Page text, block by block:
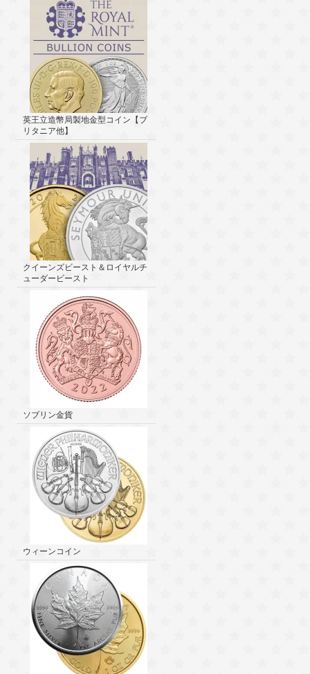
英王立造幣局製地金型コイン【ブ
リタニア他】
クイーンズビースト＆ロイヤルチ
ューダービースト
ソブリン金貨
ウィーンコイン